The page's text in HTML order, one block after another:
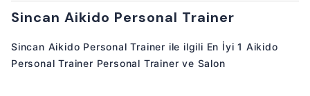
Sincan Aikido Personal Trainer
Sincan Aikido Personal Trainer ile ilgili En İyi 1 Aikido
Personal Trainer Personal Trainer ve Salon